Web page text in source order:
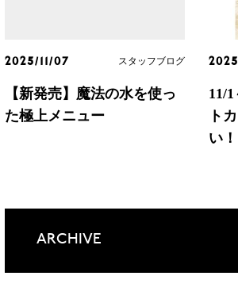
2025/11/07 スタッフブログ
【新発売】魔法の水を使っ
た極上メニュー
11/
ト
い！
ARCHIVE